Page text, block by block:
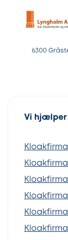
6300
Vi hjælper